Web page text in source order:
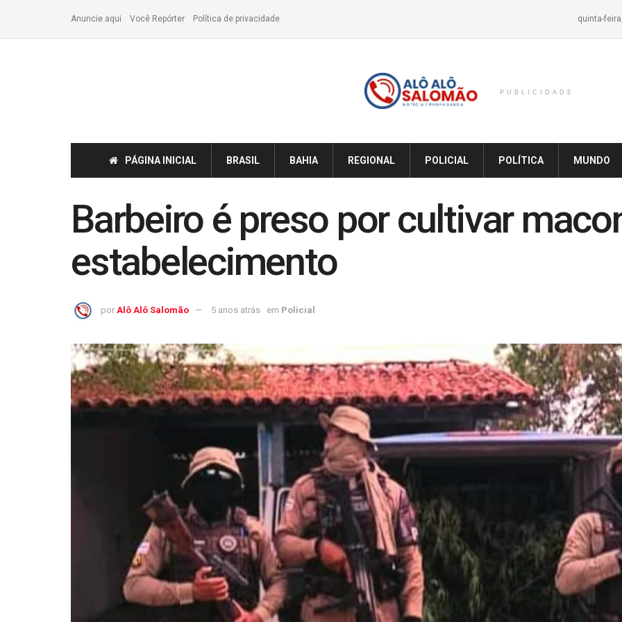
Anuncie aqui Você Repórter Política de privacidade quinta-
PUBLICIDADE
PÁGINA INICIAL BRASIL BAHIA REGIONAL POLICIAL POLÍTICA MUNDO
Barbeiro é preso por cultivar
estabelecimento
por Alô Alô Salomão 5 anos atrás em Policial